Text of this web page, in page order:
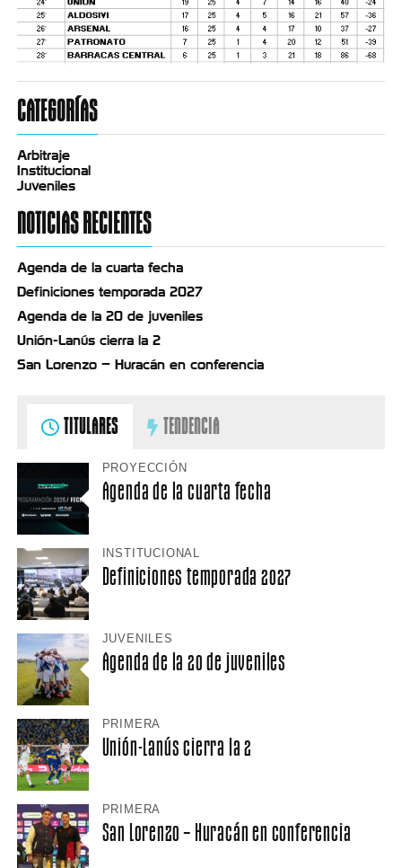
CATEGORÍAS
Arbitraje
Institucional
Juveniles
NOTICIAS RECIENTES
Agenda de la cuarta fecha
Definiciones temporada 2027
Agenda de la 20 de juveniles
Unión-Lanús cierra la 2
San Lorenzo – Huracán en conferencia
TITULARES TENDENCIA
PROYECCIÓN
Agenda de la cuarta fecha
INSTITUCIONAL
Definiciones temporada 2027
JUVENILES
Agenda de la 20 de juveniles
PRIMERA
Unión-Lanús cierra la 2
PRIMERA
San Lorenzo – Huracán en conferencia